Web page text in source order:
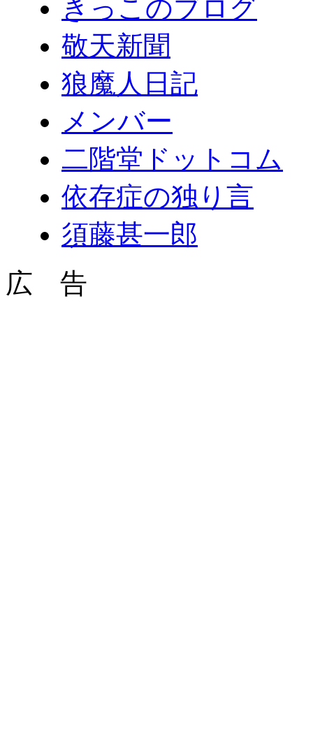
きっこのブログ
敬天新聞
狼魔人日記
メンバー
二階堂ドットコム
依存症の独り言
須藤甚一郎
広 告